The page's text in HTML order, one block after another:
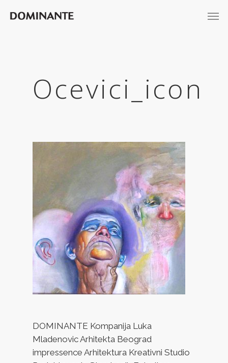
Ocevici_icon
DOMINANTE Kompanija Luka
Mladenovic Arhitekta Beograd
impressence Arhitektura Kreativni Studio